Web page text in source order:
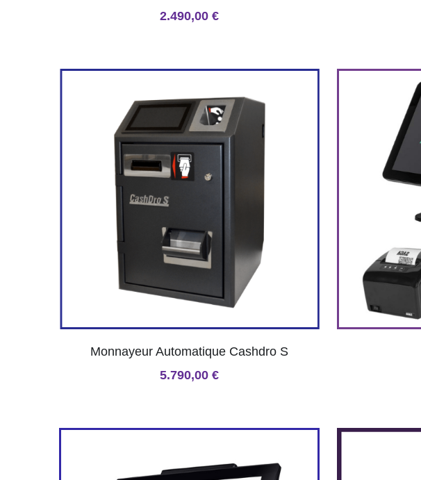
2.490,00 €
Monnayeur Automatique Cashdro S
5.790,00 €